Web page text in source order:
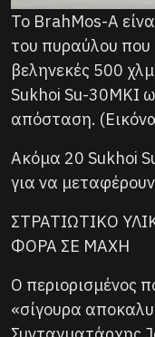
Το BrahMos-A
του πυραύλου που
βεληνεκές 500
Sukhoi Su-30MKI
απόσταση.
Ακόμα 20 Sukhoi
για να
ΣΤΡΑΤΙΩΤΙΚΟ
ΦΟΡΑ ΣΕ ΜΑΧΗ
Ο περιορισμένος
«σίγουρα